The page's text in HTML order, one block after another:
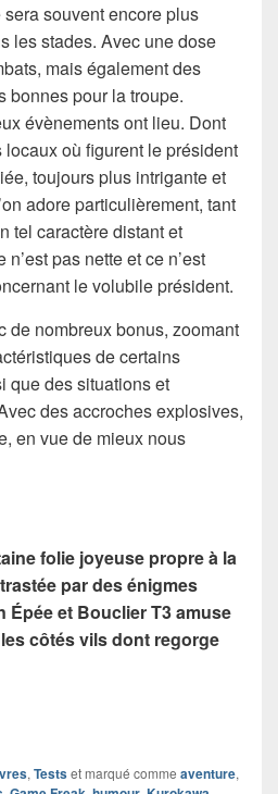
sera souvent encore plus
les stades. Avec une dose
mais également des
bonnes pour la troupe.
évènements ont lieu. Dont
où figurent le président
toujours plus intrigante et
adore particulièrement, tant
tel caractère distant et
pas nette et ce n’est
le volubile président.
de nombreux bonus, zoomant
de certains
que des situations et
des accroches explosives,
en vue de mieux nous
folie joyeuse propre à la
par des énigmes
Épée et Bouclier T3 amuse
côtés vils dont regorge
, Testset marqué comme aventure,